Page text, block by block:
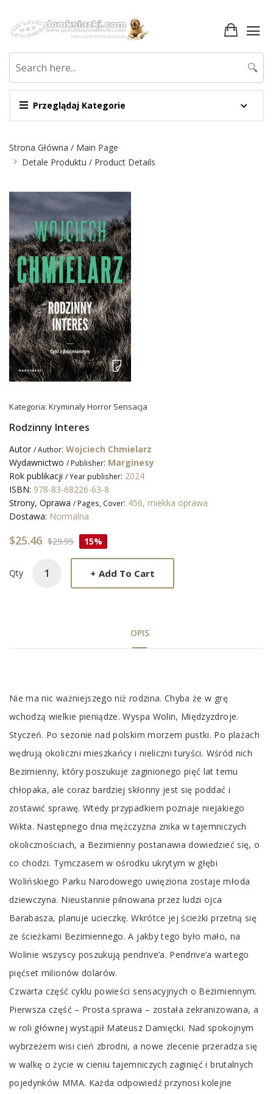
Przeglądaj Kategorie
🔍
Strona Główna / Main Page
Detale Produktu / Product Details
Kategoria: Kryminaly Horror Sensacja
Rodzinny Interes
Autor / Author: Wojciech Chmielarz
Wydawnictwo / Publisher: Marginesy
Rok publikacji / Year publisher: 2024
ISBN: 978-83-68226-63-8
Strony, Oprawa / Pages, Cover: 456, miekka oprawa
Dostawa: Normalna
$25.46 $29.95 15%
Qty + Add To Cart
OPIS
Tab
Article
Nie ma nic ważniejszego niż rodzina. Chyba że w grę
wchodzą wielkie pieniądze. Wyspa Wolin, Międzyzdroje.
Styczeń. Po sezonie nad polskim morzem pustki. Po plażach
wędrują okoliczni mieszkańcy i nieliczni turyści. Wśród nich
Bezimienny, który poszukuje zaginionego pięć lat temu
chłopaka, ale coraz bardziej skłonny jest się poddać i
zostawić sprawę. Wtedy przypadkiem poznaje niejakiego
Wikta. Następnego dnia mężczyzna znika w tajemniczych
okolicznościach, a Bezimienny postanawia dowiedzieć się, o
co chodzi. Tymczasem w ośrodku ukrytym w głębi
Wolińskiego Parku Narodowego uwięziona zostaje młoda
dziewczyna. Nieustannie pilnowana przez ludzi ojca
Barabasza, planuje ucieczkę. Wkrótce jej ścieżki przetną się
ze ścieżkami Bezimiennego. A jakby tego było mało, na
Wolinie wszyscy poszukują pendrive’a. Pendrive’a wartego
pięćset milionów dolarów.
Czwarta część cyklu powieści sensacyjnych o Bezimiennym.
Pierwsza część – Prosta sprawa – została zekranizowana, a
w roli głównej wystąpił Mateusz Damięcki. Nad spokojnym
wybrzeżem wisi cień zbrodni, a nowe zlecenie przeradza się
w walkę o życie w cieniu tajemniczych zaginięć i brutalnych
pojedynków MMA. Każda odpowiedź przynosi kolejne